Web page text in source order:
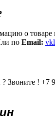
о товаре
по Email:
Звоните ! +7